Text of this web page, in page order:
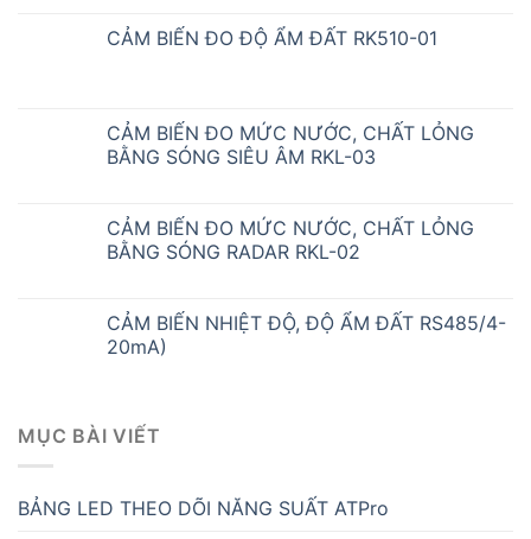
CẢM BIẾN ĐO ĐỘ ẨM ĐẤT RK510-01
CẢM BIẾN ĐO MỨC NƯỚC, CHẤT LỎNG
BẰNG SÓNG SIÊU ÂM RKL-03
CẢM BIẾN ĐO MỨC NƯỚC, CHẤT LỎNG
BẰNG SÓNG RADAR RKL-02
CẢM BIẾN NHIỆT ĐỘ, ĐỘ ẨM ĐẤT RS485/4-
20mA)
MỤC BÀI VIẾT
BẢNG LED THEO DÕI NĂNG SUẤT ATPro